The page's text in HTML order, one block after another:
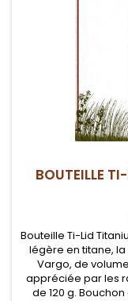
BOUTEILLE
Bouteille Ti-Lid
légère en titane,
Vargo, de
appréciée par les
de 120 g.